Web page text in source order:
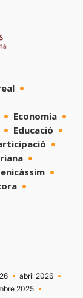
Economía
Educació
abril 2026
2025